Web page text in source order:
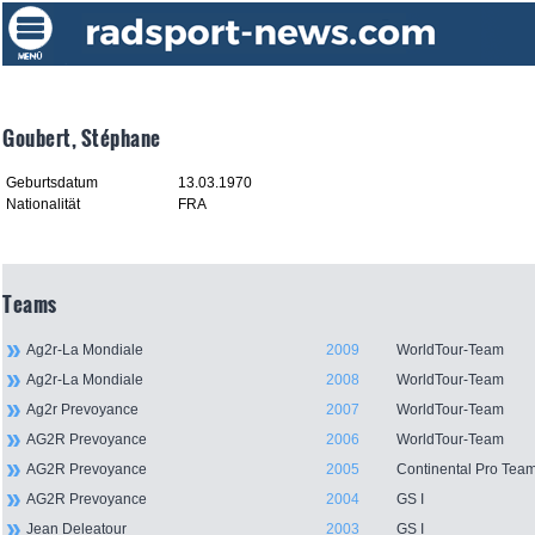
Goubert, Stéphane
Geburtsdatum
13.03.1970
Nationalität
FRA
Teams
Ag2r-La Mondiale 2009
WorldTour-Team
Ag2r-La Mondiale
2008
WorldTour-Team
Ag2r Prevoyance
2007
WorldTour-Team
AG2R Prevoyance
2006
WorldTour-Team
AG2R Prevoyance
2005
Continental Pro
AG2R Prevoyance
2004
GS I
Jean Deleatour
2003 GS I